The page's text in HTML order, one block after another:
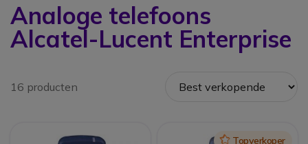
Analoge telefoons
Alcatel-Lucent Enterprise
16 producten
IconTopverkoper